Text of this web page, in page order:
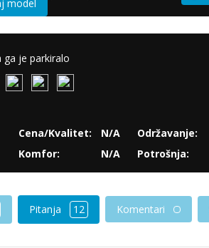
model
ga je parkiralo
Cena/Kvalitet:
N/A
Komfor:
N/A
Održavanje:
Potrošnja:
Pitanja 12 Komentari